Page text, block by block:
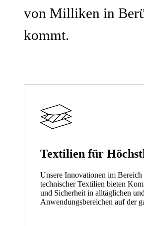
von Milliken in
kommt.
Textilien für
Unsere Innovationen im
technischer Textilien bieten
und Sicherheit in alltäglichen
Anwendungsbereichen auf der